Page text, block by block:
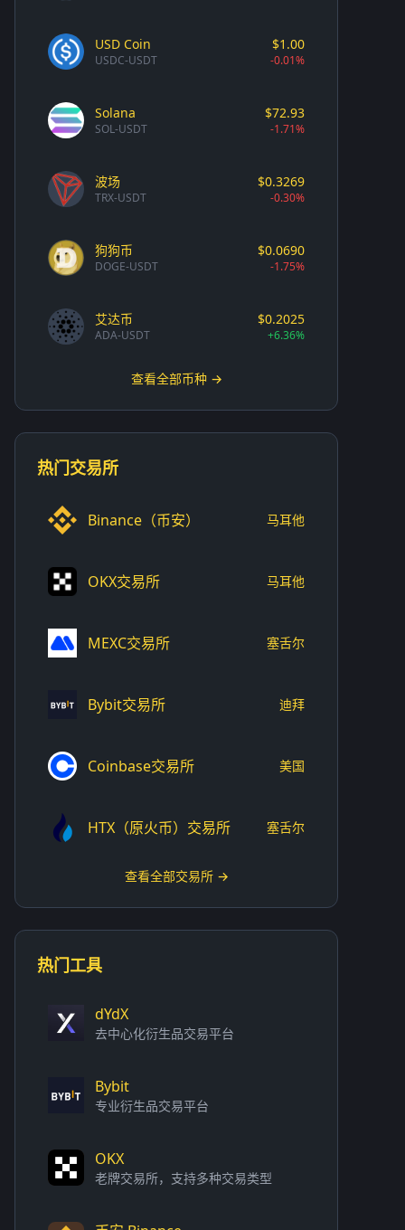
USD Coin
USDC-USDT
$1.00
-0.01%
Solana
SOL-USDT
$72.93
-1.71%
波场
TRX-USDT
$0.3269
-0.30%
狗狗币
DOGE-USDT
$0.0690
-1.75%
艾达币
ADA-USDT
$0.2025
+6.36%
查看全部币种 →
热门交易所
Binance（币安） 马耳他
OKX交易所 马耳他
MEXC交易所 塞舌尔
Bybit交易所 迪拜
Coinbase交易所 美国
HTX（原火币）交易所 塞舌尔
查看全部交易所 →
热门工具
dYdX
去中心化衍生品交易平台
Bybit
专业衍生品交易平台
OKX
老牌交易所，支持多种交易类型